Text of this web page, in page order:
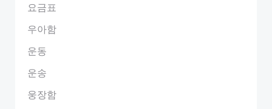
요금표
우아함
운동
운송
웅장함